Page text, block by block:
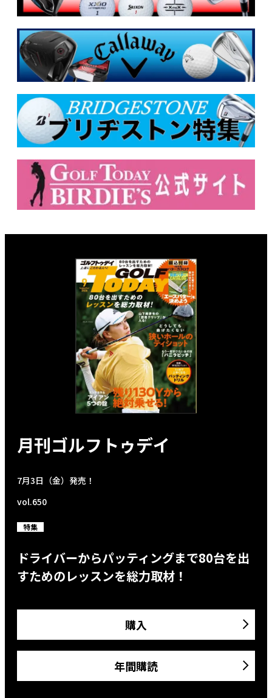
月刊ゴルフトゥデイ
7月3日（金）発売！
vol.650
特集
ドライバーからパッティングまで80台を出
すためのレッスンを総力取材！
購入
年間購読